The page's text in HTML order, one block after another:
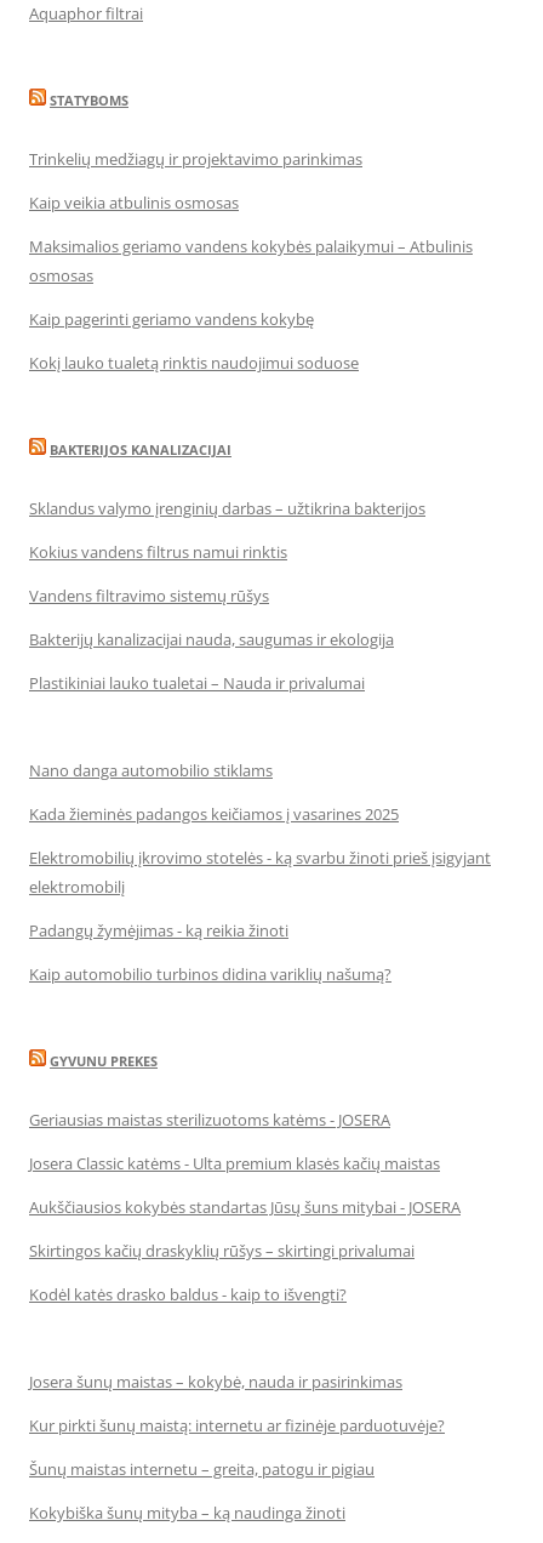
Aquaphor filtrai
STATYBOMS
Trinkelių medžiagų ir projektavimo parinkimas
Kaip veikia atbulinis osmosas
Maksimalios geriamo vandens kokybės palaikymui – Atbulinis
osmosas
Kaip pagerinti geriamo vandens kokybę
Kokį lauko tualetą rinktis naudojimui soduose
BAKTERIJOS KANALIZACIJAI
Sklandus valymo įrenginių darbas – užtikrina bakterijos
Kokius vandens filtrus namui rinktis
Vandens filtravimo sistemų rūšys
Bakterijų kanalizacijai nauda, saugumas ir ekologija
Plastikiniai lauko tualetai – Nauda ir privalumai
Nano danga automobilio stiklams
Kada žieminės padangos keičiamos į vasarines 2025
Elektromobilių įkrovimo stotelės - ką svarbu žinoti prieš įsigyjant
elektromobilį
Padangų žymėjimas - ką reikia žinoti
Kaip automobilio turbinos didina variklių našumą?
GYVUNU PREKES
Geriausias maistas sterilizuotoms katėms - JOSERA
Josera Classic katėms - Ulta premium klasės kačių maistas
Aukščiausios kokybės standartas Jūsų šuns mitybai - JOSERA
Skirtingos kačių draskyklių rūšys – skirtingi privalumai
Kodėl katės drasko baldus - kaip to išvengti?
Josera šunų maistas – kokybė, nauda ir pasirinkimas
Kur pirkti šunų maistą: internetu ar fizinėje parduotuvėje?
Šunų maistas internetu – greita, patogu ir pigiau
Kokybiška šunų mityba – ką naudinga žinoti